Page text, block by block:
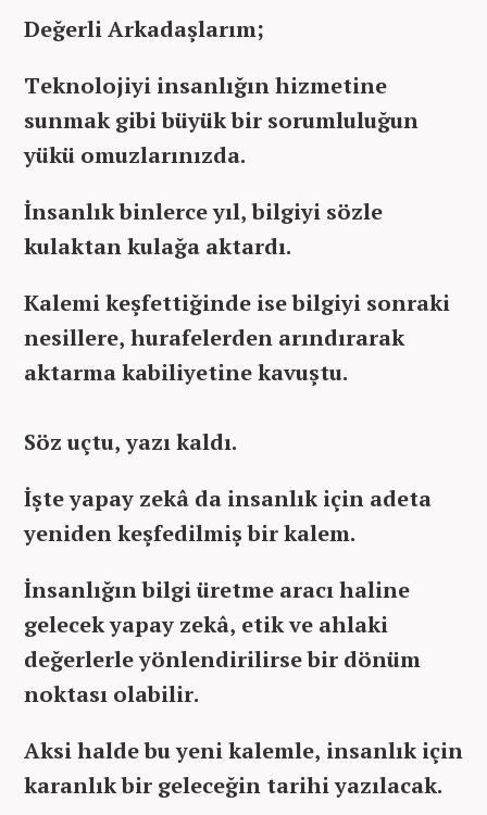
Değerli Arkadaşlarım;
Teknolojiyi insanlığın hizmetine
sunmak gibi büyük bir sorumluluğun
yükü omuzlarınızda.
İnsanlık binlerce yıl, bilgiyi sözle
kulaktan kulağa aktardı.
Kalemi keşfettiğinde ise bilgiyi sonraki
nesillere, hurafelerden arındırarak
aktarma kabiliyetine kavuştu.
Söz uçtu, yazı kaldı.
İşte yapay zekâ da insanlık için adeta
yeniden keşfedilmiş bir kalem.
İnsanlığın bilgi üretme aracı haline
gelecek yapay zekâ, etik ve ahlaki
değerlerle yönlendirilirse bir dönüm
noktası olabilir.
Aksi halde bu yeni kalemle, insanlık için
karanlık bir geleceğin tarihi yazılacak.